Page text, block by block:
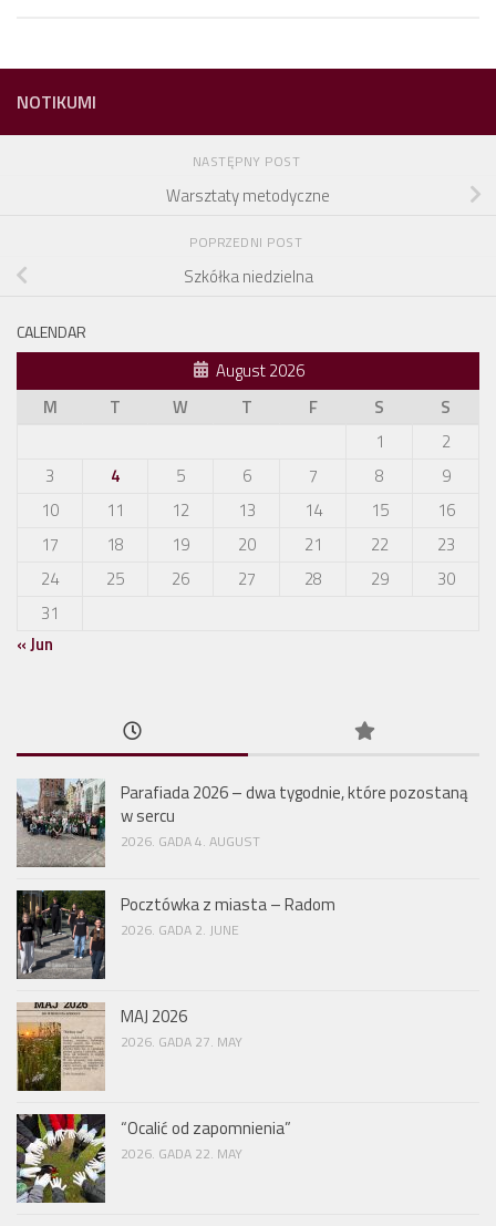
NOTIKUMI
NASTĘPNY POST
Warsztaty metodyczne
POPRZEDNI POST
Szkółka niedzielna
CALENDAR
August 2026
M
T W T F S
S
1
2
3
4 5 6 7 8
9
10
11 12 13 14 15
16
17
18 19 20 21 22
23
24
25 26 27 28 29
30
31
« Jun
Parafiada 2026 – dwa tygodnie, które pozostaną
w sercu
2026. GADA 4. AUGUST
Pocztówka z miasta – Radom
2026. GADA 2. JUNE
MAJ 2026
2026. GADA 27. MAY
“Ocalić od zapomnienia”
2026. GADA 22. MAY